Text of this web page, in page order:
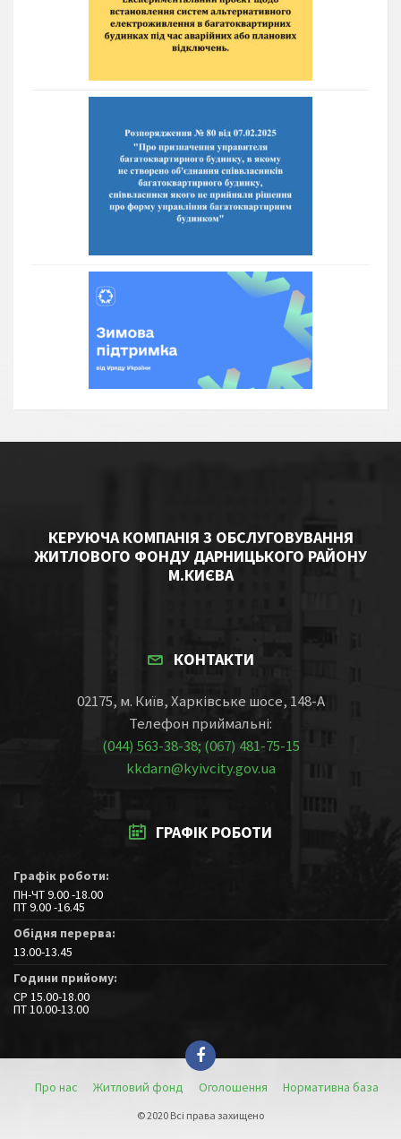
КЕРУЮЧА КОМПАНІЯ З ОБСЛУГОВУВАННЯ
ЖИТЛОВОГО ФОНДУ ДАРНИЦЬКОГО РАЙОНУ
М.КИЄВА
КОНТАКТИ
02175, м. Київ, Харківське шосе, 148-А
Телефон приймальні:
(044) 563-38-38; (067) 481-75-15
kkdarn@kyivcity.gov.ua
ГРАФІК РОБОТИ
Графік роботи:
ПН-ЧТ 9.00 -18.00
ПТ 9.00 -16.45
Обідня перерва:
13.00-13.45
Години прийому:
СР 15.00-18.00
ПТ 10.00-13.00
Про нас Житловий фонд Оголошення Нормативна база
© 2020 Всі права захищено